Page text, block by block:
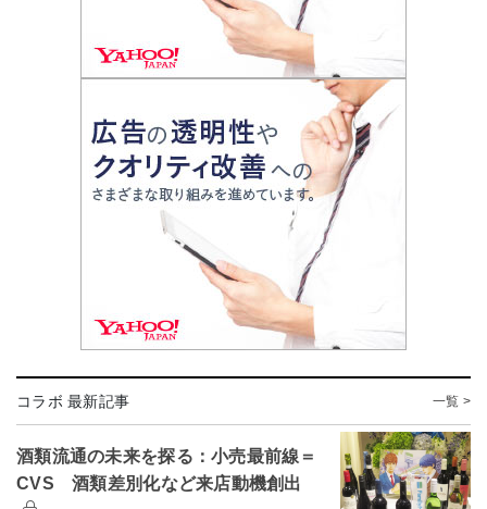
コラボ 最新記事 一覧 >
酒類流通の未来を探る：小売最前線＝
CVS 酒類差別化など来店動機創出